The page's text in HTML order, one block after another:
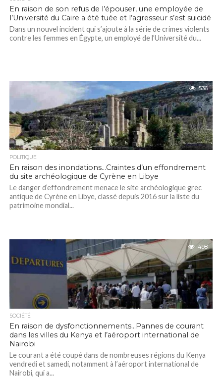
En raison de son refus de l’épouser, une employée de
l’Université du Caire a été tuée et l’agresseur s’est suicidé
Dans un nouvel incident qui s’ajoute à la série de crimes violents
contre les femmes en Égypte, un employé de l’Université du...
536
POLITIQUE
En raison des inondations…Craintes d’un effondrement
du site archéologique de Cyrène en Libye
Le danger d’effondrement menace le site archéologique grec
antique de Cyrène en Libye, classé depuis 2016 sur la liste du
patrimoine mondial...
498
SOCIÉTÉ
En raison de dysfonctionnements…Pannes de courant
dans les villes du Kenya et l’aéroport international de
Nairobi
Le courant a été coupé dans de nombreuses régions du Kenya
vendredi et samedi, notamment à l’aéroport international de
Nairobi, qui a...